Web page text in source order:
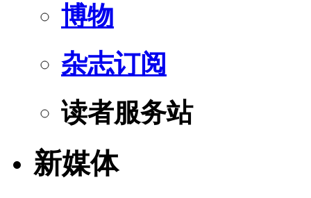
博物
杂志订阅
读者服务站
新媒体